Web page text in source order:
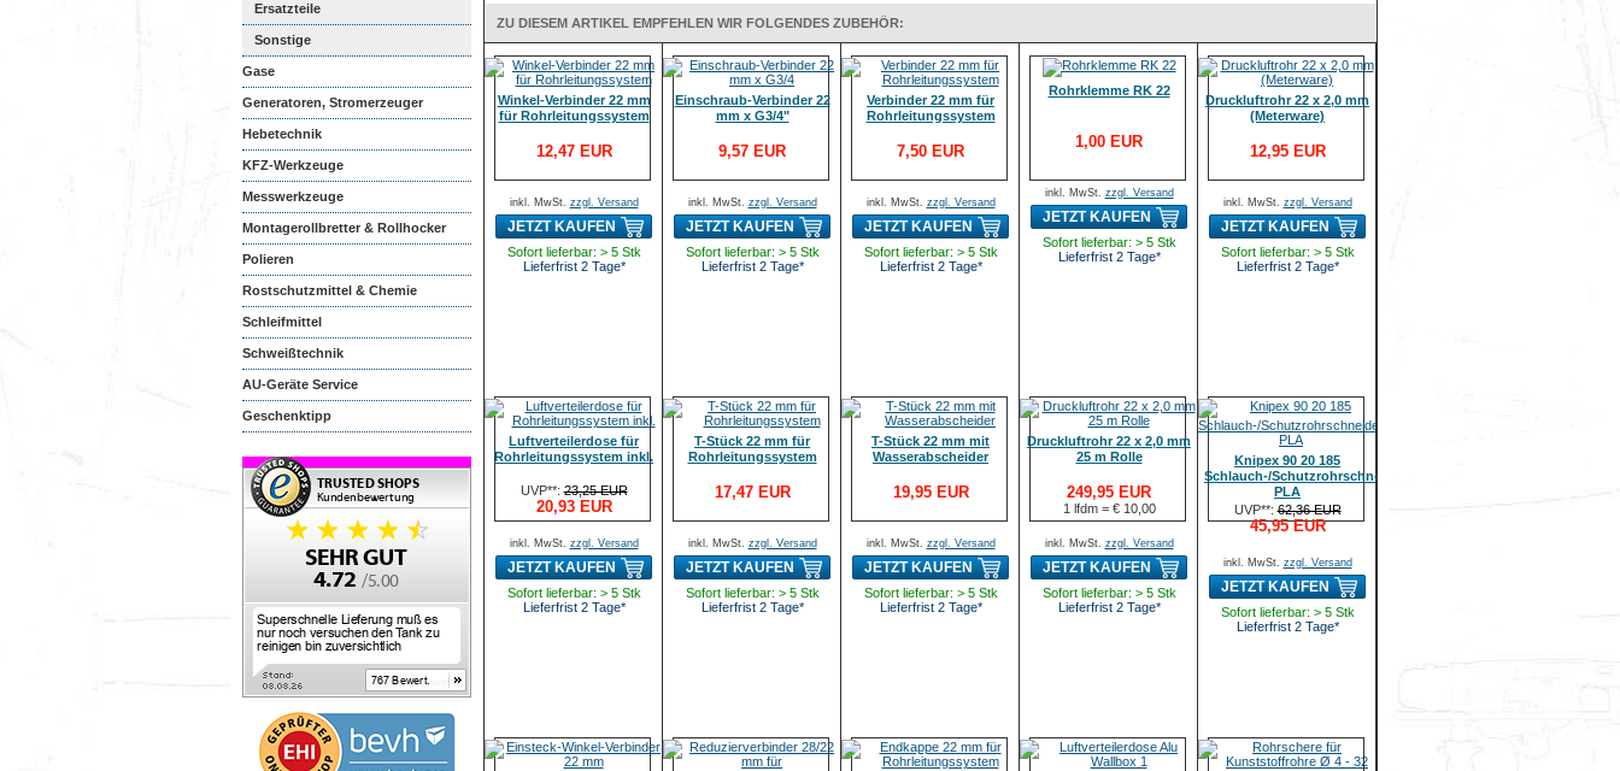
Ersatzteile
Sonstige
Gase
Generatoren, Stromerzeuger
Hebetechnik
KFZ-Werkzeuge
Messwerkzeuge
Montagerollbretter & Rollhocker
Polieren
Rostschutzmittel & Chemie
Schleifmittel
Schweißtechnik
AU-Geräte Service
Geschenktipp
ZU DIESEM ARTIKEL EMPFEHLEN WIR FOLGENDES ZUBEHÖR:
Winkel-Verbinder 22 mm
für Rohrleitungssystem
12,47 EUR
inkl. MwSt. zzgl. Versand
JETZT KAUFEN
Sofort lieferbar: > 5 Stk
Lieferfrist 2 Tage*
Einschraub-Verbinder 22
mm x G3/4"
9,57 EUR
inkl. MwSt. zzgl. Versand
JETZT KAUFEN
Sofort lieferbar: > 5 Stk
Lieferfrist 2 Tage*
Verbinder 22 mm für
Rohrleitungssystem
7,50 EUR
inkl. MwSt. zzgl. Versand
JETZT KAUFEN
Sofort lieferbar: > 5 Stk
Lieferfrist 2 Tage*
Rohrklemme RK 22
1,00 EUR
inkl. MwSt. zzgl. Versand
JETZT KAUFEN
Sofort lieferbar: > 5 Stk
Lieferfrist 2 Tage*
Druckluftrohr 22 x 2,0 mm
(Meterware)
12,95 EUR
inkl. MwSt. zzgl. Versand
JETZT KAUFEN
Sofort lieferbar: > 5 Stk
Lieferfrist 2 Tage*
Luftverteilerdose für
Rohrleitungssystem inkl.
UVP**:23,25 EUR
20,93 EUR
inkl. MwSt. zzgl. Versand
JETZT KAUFEN
Sofort lieferbar: > 5 Stk
Lieferfrist 2 Tage*
T-Stück 22 mm für
Rohrleitungssystem
17,47 EUR
inkl. MwSt. zzgl. Versand
JETZT KAUFEN
Sofort lieferbar: > 5 Stk
Lieferfrist 2 Tage*
T-Stück 22 mm mit
Wasserabscheider
19,95 EUR
inkl. MwSt. zzgl. Versand
JETZT KAUFEN
Sofort lieferbar: > 5 Stk
Lieferfrist 2 Tage*
Druckluftrohr 22 x 2,0 mm
25 m Rolle
249,95 EUR
1 lfdm = € 10,00
inkl. MwSt. zzgl. Versand
JETZT KAUFEN
Sofort lieferbar: > 5 Stk
Lieferfrist 2 Tage*
Knipex 90 20 185
Schlauch-/Schutzrohrschneider
PLA
UVP**:62,36 EUR
45,95 EUR
inkl. MwSt. zzgl. Versand
JETZT KAUFEN
Sofort lieferbar: > 5 Stk
Lieferfrist 2 Tage*